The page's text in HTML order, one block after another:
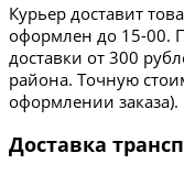
Курьер доставит
оформлен до 15-00.
доставки от 300
района. Точную
оформлении заказа).
Доставка